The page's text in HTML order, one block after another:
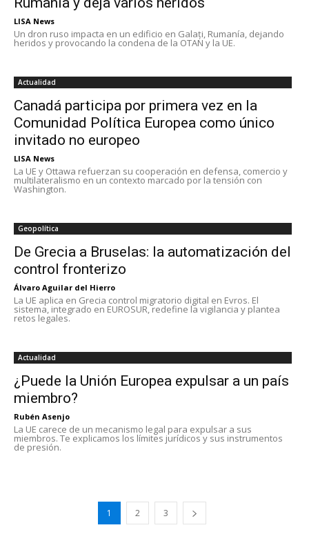
LISA News
Un dron ruso impacta en un edificio en Galați, Rumanía, dejando
heridos y provocando la condena de la OTAN y la UE.
Actualidad
Canadá participa por primera vez en la
Comunidad Política Europea como único
invitado no europeo
LISA News
La UE y Ottawa refuerzan su cooperación en defensa, comercio y
multilateralismo en un contexto marcado por la tensión con
Washington.
Geopolítica
De Grecia a Bruselas: la automatización del
control fronterizo
Álvaro Aguilar del Hierro
La UE aplica en Grecia control migratorio digital en Evros. El
sistema, integrado en EUROSUR, redefine la vigilancia y plantea
retos legales.
Actualidad
¿Puede la Unión Europea expulsar a un país
miembro?
Rubén Asenjo
La UE carece de un mecanismo legal para expulsar a sus
miembros. Te explicamos los límites jurídicos y sus instrumentos
de presión.
1 2 3